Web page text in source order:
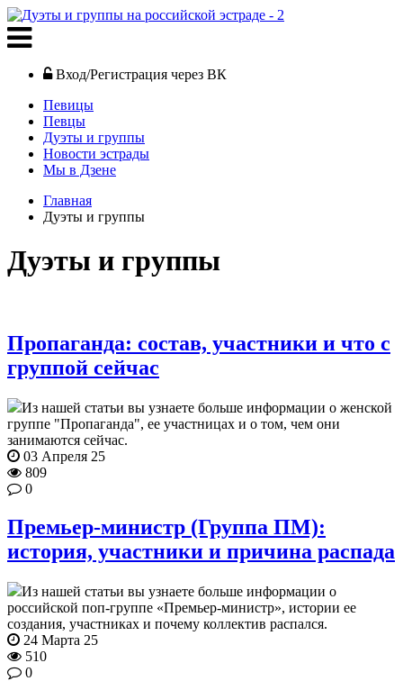
Вход/Регистрация через ВК
Певицы
Певцы
Дуэты и группы
Новости эстрады
Мы в Дзене
Главная
Дуэты и группы
Дуэты и группы
Пропаганда: состав, участники и что с
группой сейчас
Из нашей статьи вы узнаете больше информации о женской
группе "Пропаганда", ее участницах и о том, чем они
занимаются сейчас.
03 Апреля 25
809
0
Премьер-министр (Группа ПМ):
история, участники и причина распада
Из нашей статьи вы узнаете больше информации о
российской поп-группе «Премьер-министр», истории ее
создания, участниках и почему коллектив распался.
24 Марта 25
510
0